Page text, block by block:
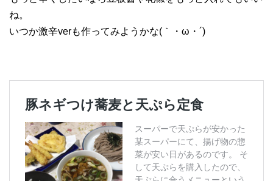
ね。
いつか激辛verも作ってみようかな(｀・ω・´)